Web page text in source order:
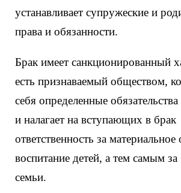
устанавливает супружеские и
права и обязанности.
Брак имеет санкционированный
есть признаваемый обществом,
себя определенные
и налагает на вступающих в брак
ответственность за
воспитание детей, а тем самым
семьи.